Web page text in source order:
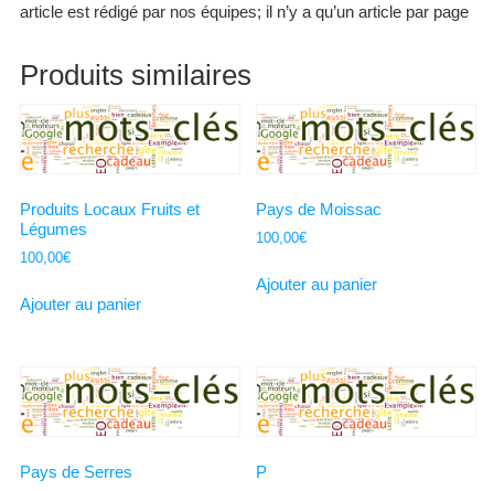
article est rédigé par nos équipes; il n’y a qu’un article par page
Produits similaires
Produits Locaux Fruits et
Légumes
100,00€
Ajouter au panier
Pays de Moissac
100,00€
Ajouter au panier
Pays de Serres P